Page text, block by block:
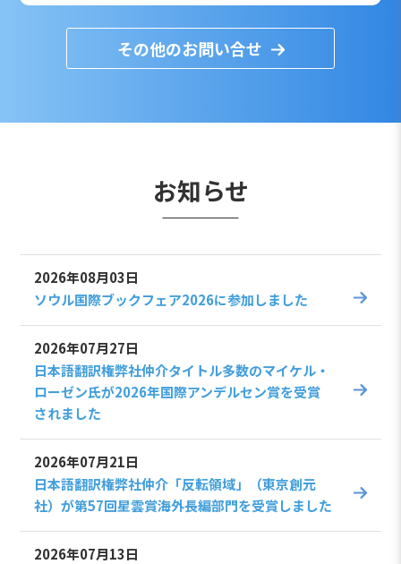
その他のお問い合せ
お知らせ
2026年08月03日
ソウル国際ブックフェア2026に参加しました
2026年07月27日
日本語翻訳権弊社仲介タイトル多数のマイケル・
ローゼン氏が2026年国際アンデルセン賞を受賞
されました
2026年07月21日
日本語翻訳権弊社仲介「反転領域」（東京創元
社）が第57回星雲賞海外長編部門を受賞しました
2026年07月13日